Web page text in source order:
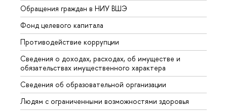
Обращения граждан в НИУ ВШЭ
Фонд целевого капитала
Противодействие коррупции
Сведения о доходах, расходах, об имуществе и
обязательствах имущественного характера
Сведения об образовательной организации
Людям с ограниченными возможностями здоровья